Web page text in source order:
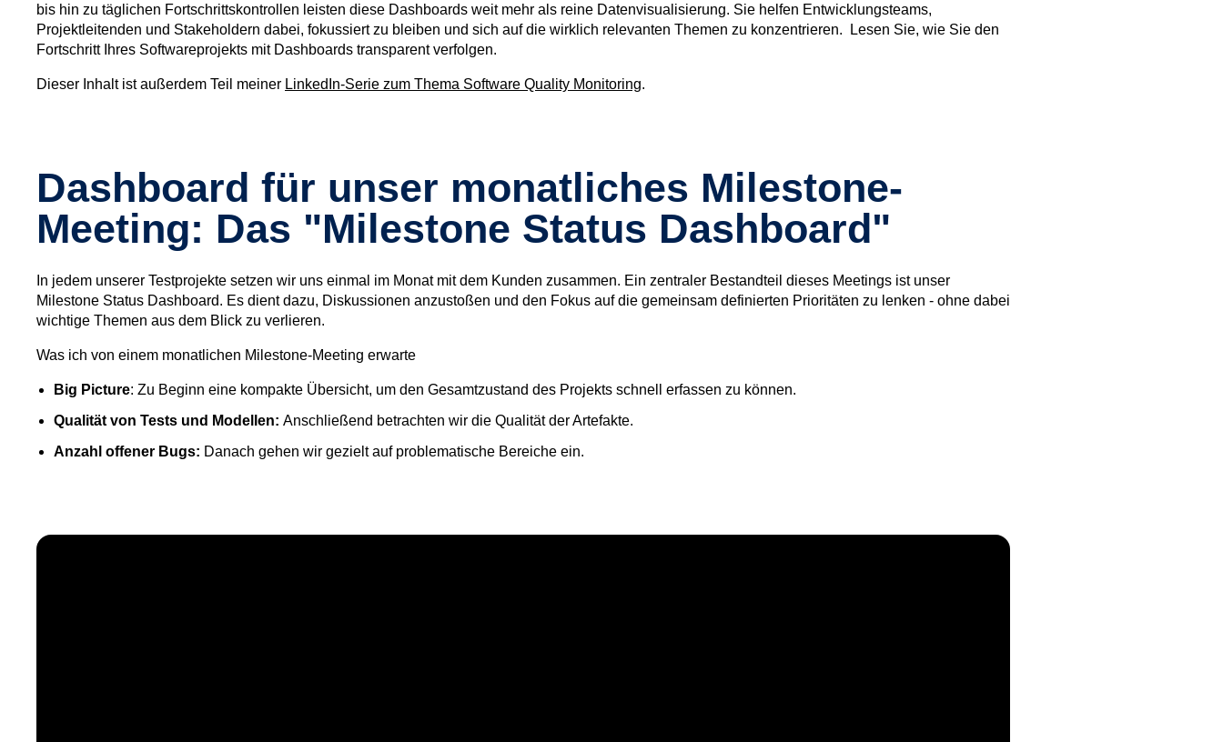
bis hin zu täglichen Fortschrittskontrollen leisten diese Dashboards weit mehr als reine Datenvisualisierung. Sie helfen Entwicklungsteams,
Projektleitenden und Stakeholdern dabei, fokussiert zu bleiben und sich auf die wirklich relevanten Themen zu konzentrieren. Lesen Sie, wie Sie den
Fortschritt Ihres Softwareprojekts mit Dashboards transparent verfolgen.
Dieser Inhalt ist außerdem Teil meiner LinkedIn-Serie zum Thema Software Quality Monitoring.
Dashboard für unser monatliches Milestone-
Meeting: Das "Milestone Status Dashboard"
In jedem unserer Testprojekte setzen wir uns einmal im Monat mit dem Kunden zusammen. Ein zentraler Bestandteil dieses Meetings ist unser
Milestone Status Dashboard. Es dient dazu, Diskussionen anzustoßen und den Fokus auf die gemeinsam definierten Prioritäten zu lenken - ohne dabei
wichtige Themen aus dem Blick zu verlieren.
Was ich von einem monatlichen Milestone-Meeting erwarte
Big Picture: Zu Beginn eine kompakte Übersicht, um den Gesamtzustand des Projekts schnell erfassen zu können.
Qualität von Tests und Modellen:Anschließend betrachten wir die Qualität der Artefakte.
Anzahl offener Bugs: Danach gehen wir gezielt auf problematische Bereiche ein.